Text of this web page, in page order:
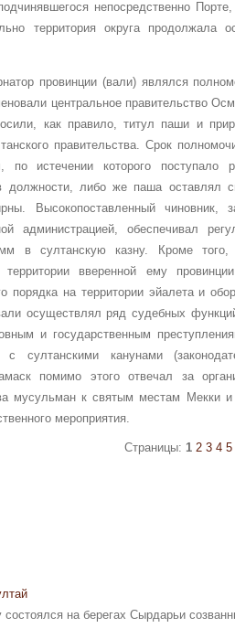
непосредственно
территория округа продолжала
провинции (вали) являлся
центральное правительство
как правило, титул паши и
правительства. Срок
по истечении которого поступало
должности, либо же паша оставлял
Высокопоставленный чиновник,
администрацией, обеспечивал
в султанскую казну. Кроме того,
территории вверенной ему
порядка на территории эйалета и
осуществлял ряд судебных
и государственным
с султанскими канунами
помимо этого отвечал за
мусульман к святым местам Мекки
мероприятия.
Страницы: 1 2 3 4 5
состоялся на берегах Сырдарьи